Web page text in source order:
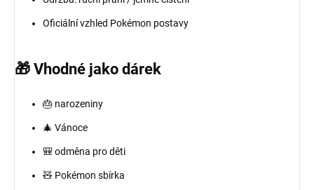
Oficiální vzhled Pokémon postavy
🎁 Vhodné jako dárek
🎂 narozeniny
🎄 Vánoce
🎒 odměna pro děti
🧸 Pokémon sbírka